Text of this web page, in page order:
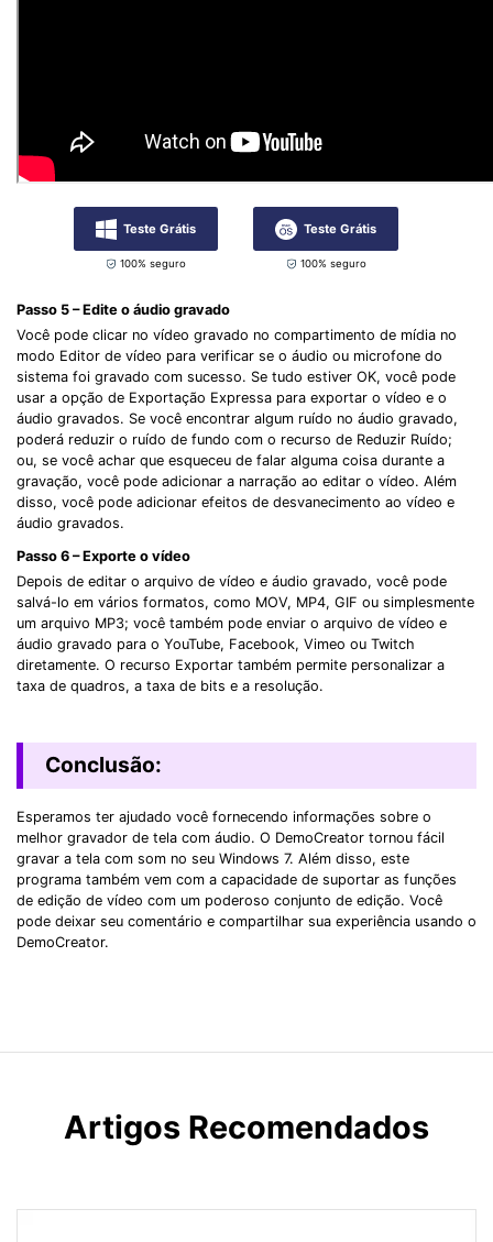
Teste Grátis
100% seguro
Teste Grátis
100% seguro
Passo 5 – Edite o áudio gravado
Você pode clicar no vídeo gravado no compartimento de mídia no
modo Editor de vídeo para verificar se o áudio ou microfone do
sistema foi gravado com sucesso. Se tudo estiver OK, você pode
usar a opção de Exportação Expressa para exportar o vídeo e o
áudio gravados. Se você encontrar algum ruído no áudio gravado,
poderá reduzir o ruído de fundo com o recurso de Reduzir Ruído;
ou, se você achar que esqueceu de falar alguma coisa durante a
gravação, você pode adicionar a narração ao editar o vídeo. Além
disso, você pode adicionar efeitos de desvanecimento ao vídeo e
áudio gravados.
Passo 6 – Exporte o vídeo
Depois de editar o arquivo de vídeo e áudio gravado, você pode
salvá-lo em vários formatos, como MOV, MP4, GIF ou simplesmente
um arquivo MP3; você também pode enviar o arquivo de vídeo e
áudio gravado para o YouTube, Facebook, Vimeo ou Twitch
diretamente. O recurso Exportar também permite personalizar a
taxa de quadros, a taxa de bits e a resolução.
Conclusão:
Esperamos ter ajudado você fornecendo informações sobre o
melhor gravador de tela com áudio. O DemoCreator tornou fácil
gravar a tela com som no seu Windows 7. Além disso, este
programa também vem com a capacidade de suportar as funções
de edição de vídeo com um poderoso conjunto de edição. Você
pode deixar seu comentário e compartilhar sua experiência usando o
DemoCreator.
Artigos Recomendados